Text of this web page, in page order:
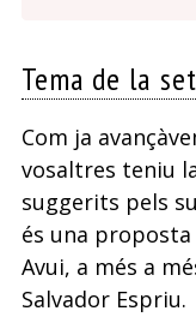
Tema de la
Com ja
vosaltres teniu
suggerits pels
és una proposta
Avui, a més a
Salvador Espriu.